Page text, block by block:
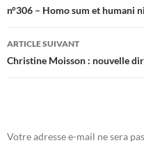
des
articles
n°306 – Homo sum et humani
ARTICLE SUIVANT
Christine Moisson : nouvelle
Votre adresse e-mail ne sera